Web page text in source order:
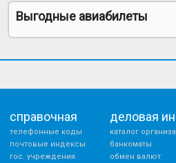
Выгодные авиабилеты
справочная
телефонные коды
почтовые индексы
гос. учреждения
деловая
каталог
банкоматы
обмен валют